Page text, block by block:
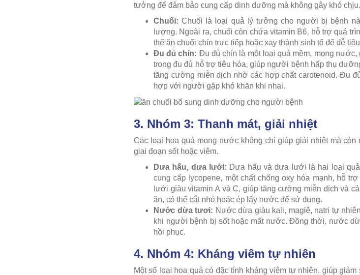
tưởng để đảm bảo cung cấp dinh dưỡng mà không gây khó chịu.
Chuối: Chuối là loại quả lý tưởng cho người bị bệnh
lượng. Ngoài ra, chuối còn chứa vitamin B6, hỗ trợ quá
thể ăn chuối chín trực tiếp hoặc xay thành sinh tố để dễ
Đu đủ chín: Đu đủ chín là một loại quả mềm, mọng
trong đu đủ hỗ trợ tiêu hóa, giúp người bệnh hấp thụ
tăng cường miễn dịch nhờ các hợp chất carotenoid. Đu
hợp với người gặp khó khăn khi nhai.
3. Nhóm 3: Thanh mát, giải nhiệt
Các loại hoa quả mọng nước không chỉ giúp giải nhiệt mà
giai đoạn sốt hoặc viêm.
Dưa hấu, dưa lưới: Dưa hấu và dưa lưới là hai loại
cung cấp lycopene, một chất chống oxy hóa mạnh, hỗ
lưới giàu vitamin A và C, giúp tăng cường miễn dịch và
ăn, có thể cắt nhỏ hoặc ép lấy nước để sử dụng.
Nước dừa tươi: Nước dừa giàu kali, magiê, natri tự
khi người bệnh bị sốt hoặc mất nước. Đồng thời, nước
hồi phục.
4. Nhóm 4: Kháng viêm tự nhiên
Một số loại hoa quả có đặc tính kháng viêm tự nhiên, giúp